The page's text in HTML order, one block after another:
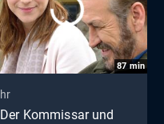
87min
hr
Der Kommissar und